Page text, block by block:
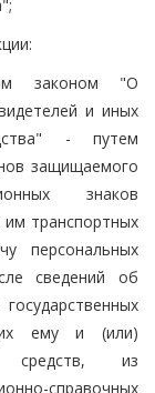
законом "О
и иных
- путем
защищаемого
знаков
транспортных
персональных
сведений об
ему и (или)
средств, из
справочных